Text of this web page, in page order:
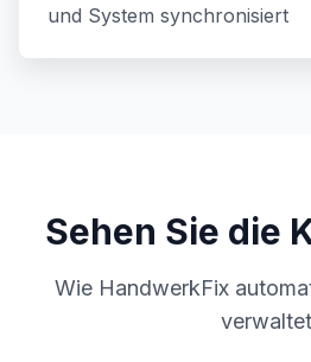
und System synchronisiert
Sehen Sie die
Wie HandwerkFix
verwaltet